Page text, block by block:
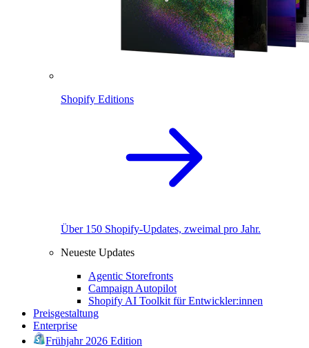
Shopify Editions
Über 150 Shopify-Updates, zweimal pro Jahr.
Neueste Updates
Agentic Storefronts
Campaign Autopilot
Shopify AI Toolkit für Entwickler:innen
Preisgestaltung
Enterprise
Frühjahr 2026 Edition